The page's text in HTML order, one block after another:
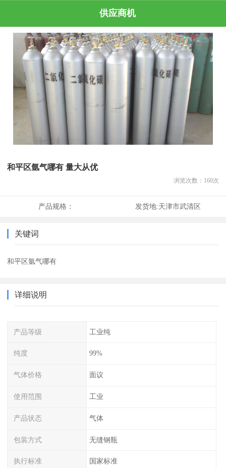
供应商机
和平区氩气哪有 量大从优
浏览次数： 160次
产品规格： 发货地:天津市武清区
关键词
和平区氩气哪有
详细说明
产品等级 工业纯
纯度 99%
气体价格 面议
使用范围 工业
产品状态 气体
包装方式 无缝钢瓶
执行标准 国家标准